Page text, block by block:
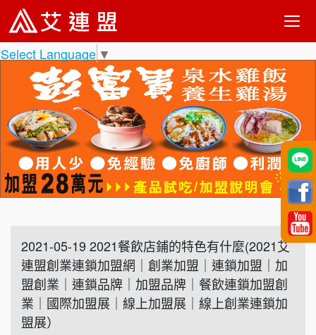
Select Language ▼
2021-05-19 2021餐飲店鋪的特色有什麼(2021艾
連盟創業連鎖加盟網｜創業加盟｜連鎖加盟｜加
盟創業｜連鎖品牌｜加盟品牌｜餐飲連鎖加盟創
業｜國際加盟展｜線上加盟展｜線上創業連鎖加
盟展）